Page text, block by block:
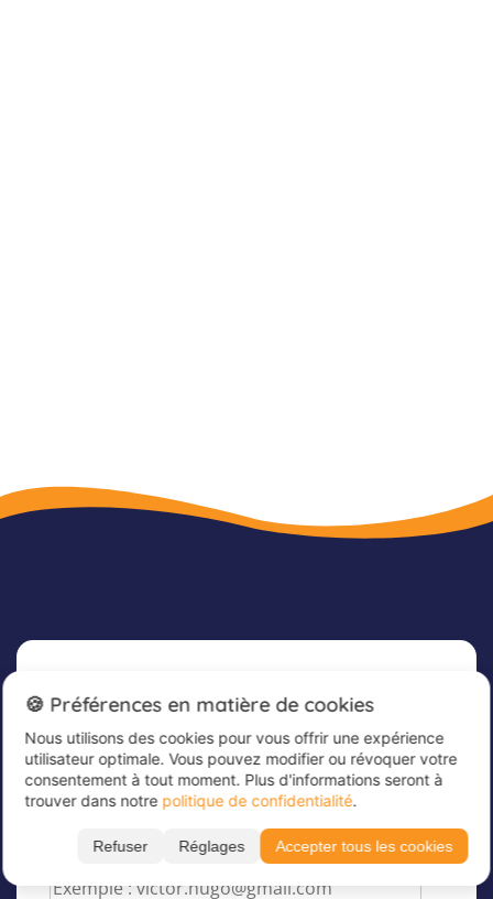
Newsletter
Inscrivez-vous dès maintenant à notre
newsletter afin de rester informé et de recevoir
nos dernières offres
Veuillez saisir votre adresse e-mail ici*
🍪 Préférences en matière de cookies
Nous utilisons des cookies pour vous offrir une expérience
utilisateur optimale. Vous pouvez modifier ou révoquer votre
consentement à tout moment. Plus d'informations seront à
trouver dans notre politique de confidentialité.
Refuser Réglages Accepter tous les cookies